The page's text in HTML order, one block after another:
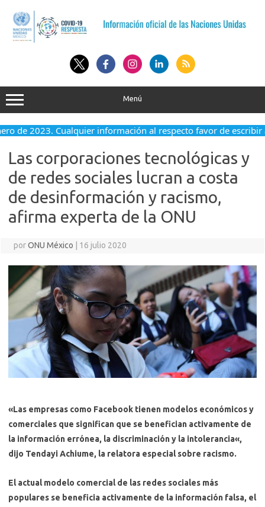
contenido
Menú
de 2023. Cualquier información al respecto favor de escribir a
Las corporaciones tecnológicas y
de redes sociales lucran a costa
de desinformación y racismo,
afirma experta de la ONU
porONU México 16 julio 2020
«Las empresas como Facebook tienen modelos económicos y
comerciales que significan que se benefician activamente de
la información errónea, la discriminación y la intolerancia«,
dijo Tendayi Achiume, la relatora especial sobre racismo.
El actual modelo comercial de las redes sociales más
populares se beneficia activamente de la información falsa, el